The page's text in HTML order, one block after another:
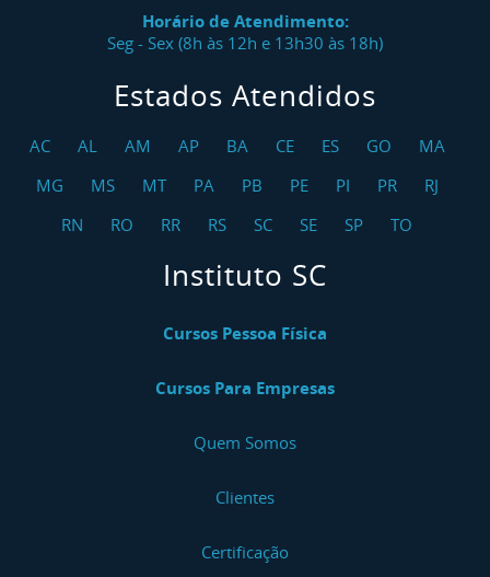
Horário de Atendimento:
Seg - Sex (8h às 12h e 13h30 às 18h)
Estados Atendidos
AC AL AM AP BA CE ES GO
MA
MG
MS MT PA PB PE PI PR
RJ
RN
RO RR RS SC SE SP TO
Instituto SC
Cursos Pessoa Física
Cursos Para Empresas
Quem Somos
Clientes
Certificação